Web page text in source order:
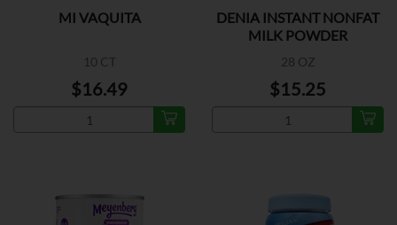
MI VAQUITA
10 CT
$16.49
DENIA INSTANT NONFAT
MILK POWDER
28 OZ
$15.25